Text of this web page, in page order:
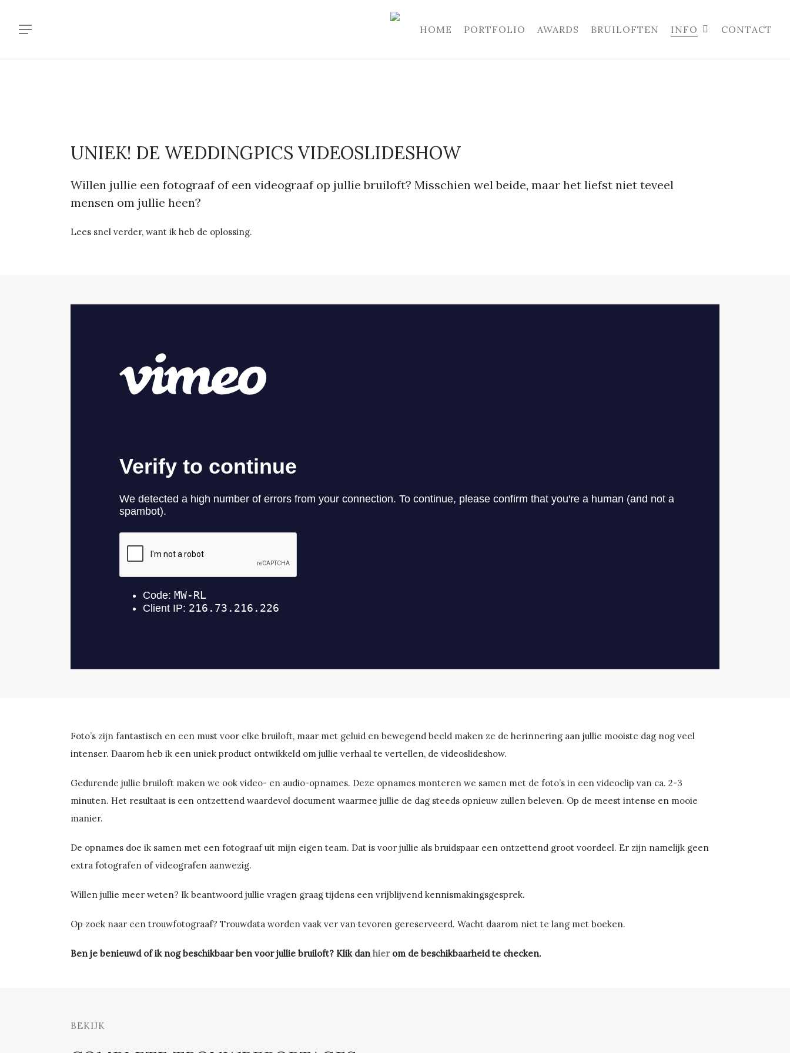
Menu HOME PORTFOLIO AWARDS BRUILOFTEN INFO CONTACT
UNIEK! DE WEDDINGPICS VIDEOSLIDESHOW
Willen jullie een fotograaf of een videograaf op jullie bruiloft? Misschien wel beide, maar het liefst niet teveel
mensen om jullie heen?
Lees snel verder, want ik heb de oplossing.
Foto’s zijn fantastisch en een must voor elke bruiloft, maar met geluid en bewegend beeld maken ze de herinnering aan jullie mooiste dag nog veel
intenser. Daarom heb ik een uniek product ontwikkeld om jullie verhaal te vertellen, de videoslideshow.
Gedurende jullie bruiloft maken we ook video- en audio-opnames. Deze opnames monteren we samen met de foto’s in een videoclip van ca. 2-3
minuten. Het resultaat is een ontzettend waardevol document waarmee jullie de dag steeds opnieuw zullen beleven. Op de meest intense en mooie
manier.
De opnames doe ik samen met een fotograaf uit mijn eigen team. Dat is voor jullie als bruidspaar een ontzettend groot voordeel. Er zijn namelijk geen
extra fotografen of videografen aanwezig.
Willen jullie meer weten? Ik beantwoord jullie vragen graag tijdens een vrijblijvend kennismakingsgesprek.
Op zoek naar een trouwfotograaf? Trouwdata worden vaak ver van tevoren gereserveerd. Wacht daarom niet te lang met boeken.
Ben je benieuwd of ik nog beschikbaar ben voor jullie bruiloft? Klik danhierom de beschikbaarheid te checken.
BEKIJK